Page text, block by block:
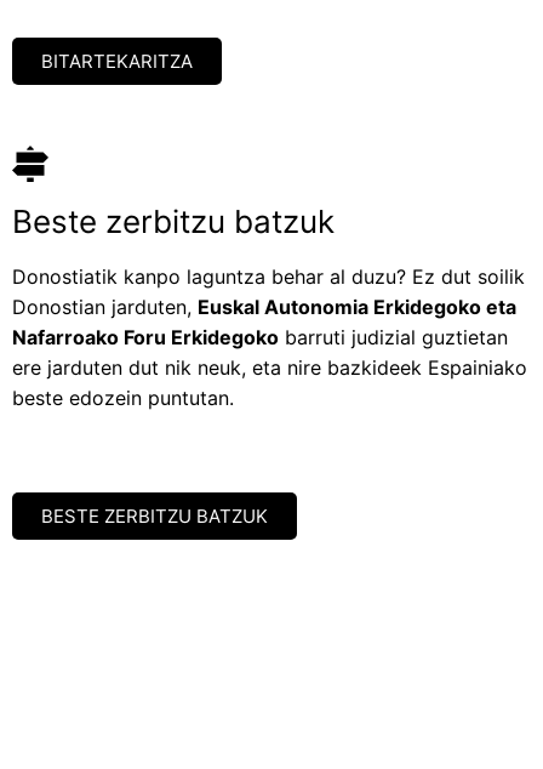
BITARTEKARITZA
Beste zerbitzu batzuk
Donostiatik kanpo laguntza behar al duzu? Ez dut soilik
Donostian jarduten, Euskal Autonomia Erkidegoko eta
Nafarroako Foru Erkidegoko barruti judizial guztietan
ere jarduten dut nik neuk, eta nire bazkideek Espainiako
beste edozein puntutan.​
BESTE ZERBITZU BATZUK